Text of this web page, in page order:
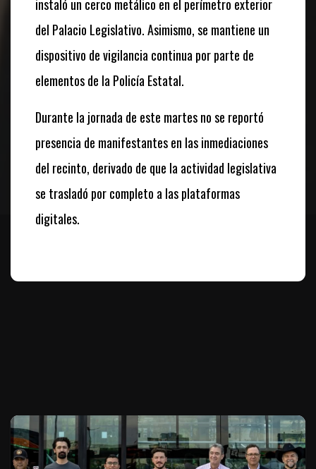
instaló un cerco metálico en el perímetro exterior
del Palacio Legislativo. Asimismo, se mantiene un
dispositivo de vigilancia continua por parte de
elementos de la Policía Estatal.
Durante la jornada de este martes no se reportó
presencia de manifestantes en las inmediaciones
del recinto, derivado de que la actividad legislativa
se trasladó por completo a las plataformas
digitales.